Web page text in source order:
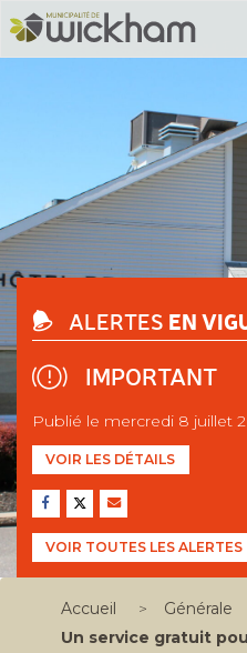
ALERTES EN
IMPORTANT
Publié le mercredi 8 juillet
VOIR LES DÉTAILS
VOIR TOUTES LES ALERTES
Accueil > Générale
Un service gratuit